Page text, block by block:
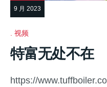
9 月 2023
视频
特富无处不在
https://